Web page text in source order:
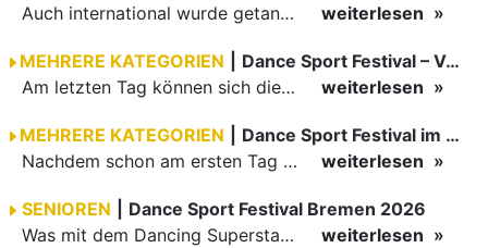
Auch international wurde getanzt in Ungarn am vergangenen Wochenende
weiterlesen
MEHRERE KATEGORIEN
Dance Sport Festival – Volles Haus
Am letzten Tag können sich die Besucher des Dance Sport Festivals erneut auf internationale Festivalatmosphäre freuen. Die knapp 1200 Aktiven vertreten mit Deutschland 43 Nationen. Mit Paaren aus 15…
weiterlesen
MEHRERE KATEGORIEN
Dance Sport Festival im WM-Fieber
Nachdem schon am ersten Tag zumindest im Hansesaal WM-Stimmung vom Feinsten herrschte, werden am Samstag nicht nur Tänzerinnen und Tänzer der Junioren die Stimmung ordentlich anheizen. Es erwartet alle -…
weiterlesen
SENIOREN
Dance Sport Festival Bremen 2026
Was mit dem Dancing Superstar Festival begann, ist inzwischen mit dem Dance Sport Festival Bremen zu einer festen Institution geworden. Zum fünften Mal treffen sich Paare, Funktionäre und Gäste zu diesem…
weiterlesen